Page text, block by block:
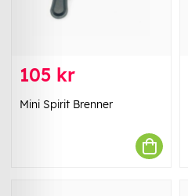
105 kr
Mini Spirit Brenner